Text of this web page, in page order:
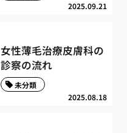
2025.09.21
女性薄毛治療皮膚科の
診察の流れ
2025.08.18
未分類